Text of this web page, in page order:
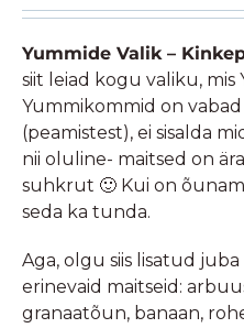
oli:
Yummide Valik –
siit leiad kogu valiku,
Yummikommid on
(peamistest), ei sisalda
nii oluline- maitsed on
suhkrut 🙂 Kui on
seda ka tunda.
Aga, olgu siis lisatud
erinevaid maitseid:
granaatõun, banaan,